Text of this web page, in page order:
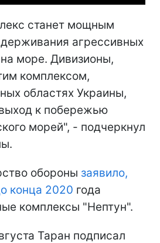
станет мощным
агрессивных
море. Дивизионы,
комплексом,
областях Украины,
к побережью
морей", - подчеркнул
обороны заявило,
конца 2020 года
комплексы "Нептун".
Таран подписал